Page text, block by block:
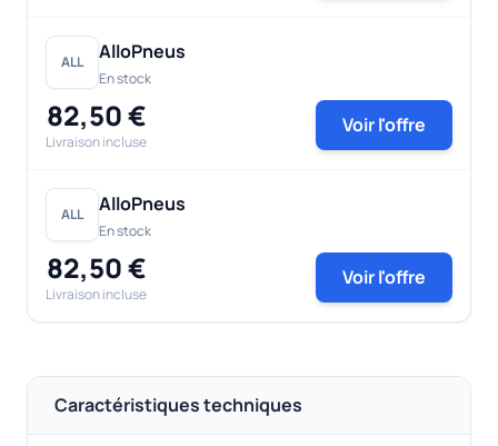
ALL AlloPneus
En stock
82,50 €
Livraison incluse
Voir l'offre
ALL AlloPneus
En stock
82,50 €
Livraison incluse
Voir l'offre
Caractéristiques techniques